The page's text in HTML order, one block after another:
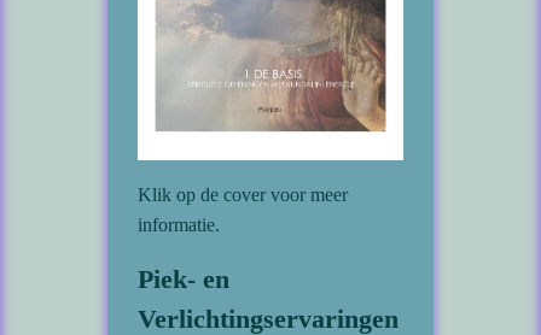
Klik op de cover voor meer
informatie.
Piek- en
Verlichtingservaringen